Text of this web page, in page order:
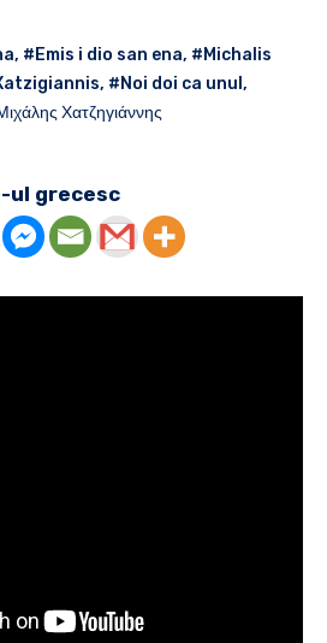
, #Emis i dio san ena, #Michalis
, #Noi doi ca unul ,
Χατζηγιάννης
ul grecesc